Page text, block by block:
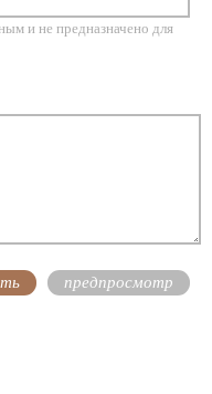
и не предназначено для